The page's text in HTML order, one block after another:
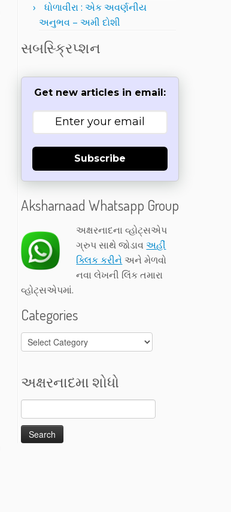
ધોળાવીરા : એક અવર્ણનીય
અનુભવ – અમી દોશી
સબસ્ક્રિપ્શન
Get new articles in email:
Subscribe
Aksharnaad Whatsapp Group
અક્ષરનાદના વ્હોટ્સએપ
ગ્રુપ સાથે જોડાવઅહીં
ક્લિક કરીને અને મેળવો
નવા લેખની લિંક તમારા
વ્હોટ્સએપમાં.
Categories
Categories
અક્ષરનાદમા શોધો